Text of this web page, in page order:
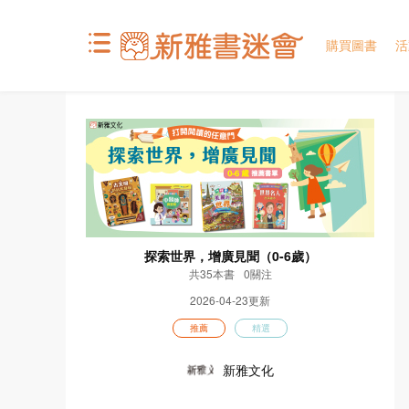
探索世界，增廣見聞（0-6歲）
共35本書
0關注
2026-04-23更新
推薦 精選
新雅文化
購買圖書